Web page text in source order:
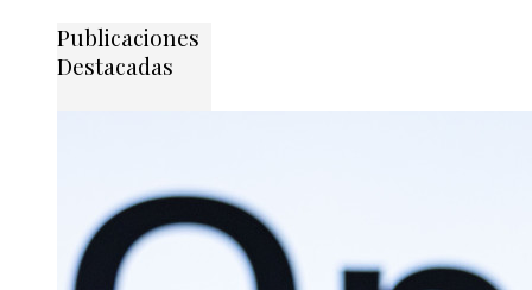
Publicaciones
Destacadas